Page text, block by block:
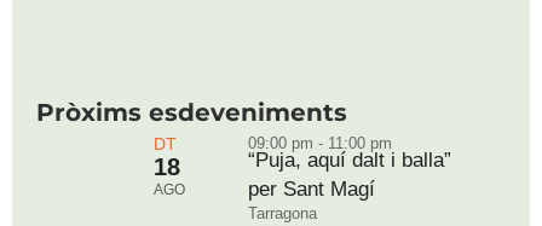
Pròxims esdeveniments
DT
18
AGO
09:00 pm - 11:00 pm
“Puja, aquí dalt i balla”
per Sant Magí
Tarragona